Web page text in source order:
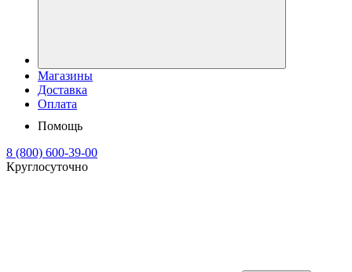
Магазины
Доставка
Оплата
Помощь
8 (800) 600-39-00
Круглосуточно